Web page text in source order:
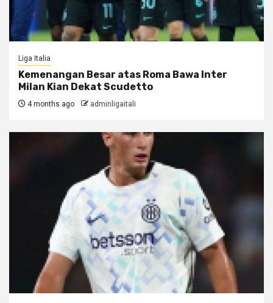
Liga Italia
Kemenangan Besar atas Roma Bawa Inter
Milan Kian Dekat Scudetto
4 months ago adminligaitali